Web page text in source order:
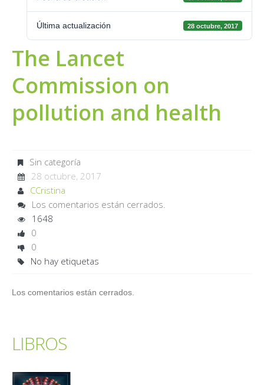
Última actualización 28 octubre, 2017
The Lancet
Commission on
pollution and health
Sin categoría
28 octubre, 2017
CCristina
Los comentarios están cerrados.
1648
0
0
No hay etiquetas
Los comentarios están cerrados.
LIBROS